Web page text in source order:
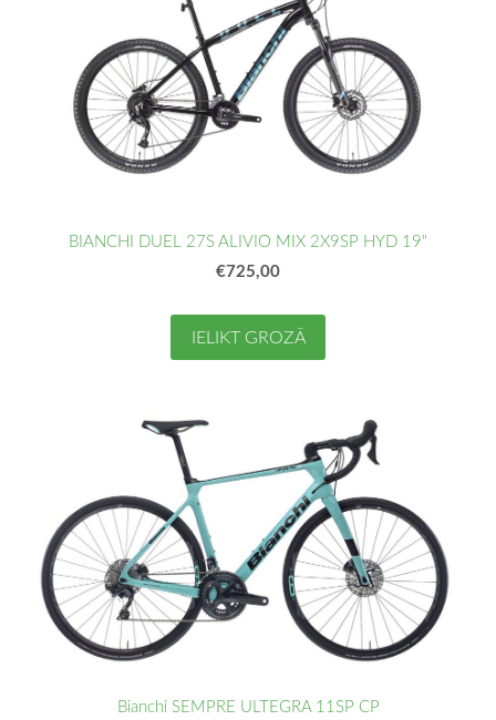
BIANCHI DUEL 27S ALIVIO MIX 2X9SP HYD 19"
€725,00
IELIKT GROZĀ
Bianchi SEMPRE ULTEGRA 11SP CP